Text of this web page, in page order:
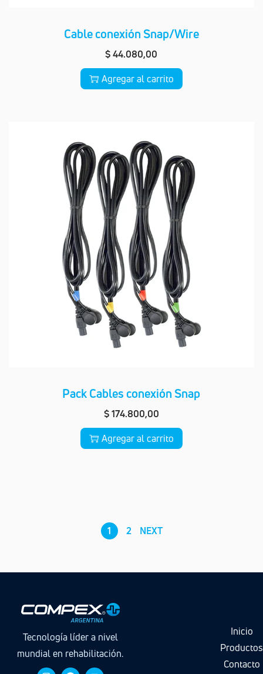
Cable conexión Snap/Wire
$44.080,00
Agregar al carrito
Pack Cables conexión Snap
$174.800,00
Agregar al carrito
1 2 NEXT
Tecnología líder a nivel
mundial en rehabilitación.
Inicio
Productos
Contacto